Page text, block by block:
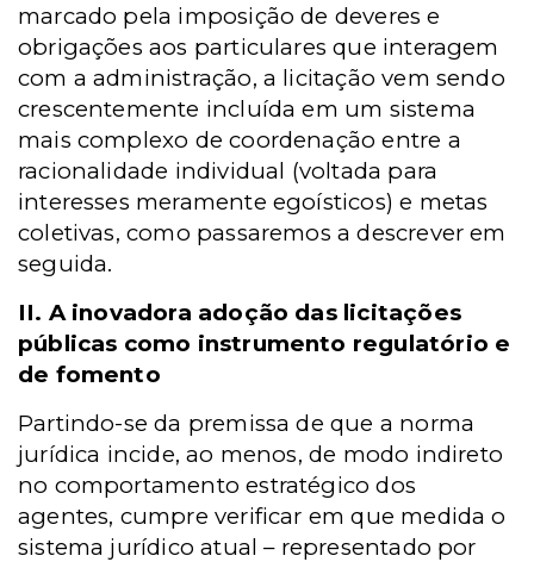
marcado pela imposição de deveres e
obrigações aos particulares que interagem
com a administração, a licitação vem sendo
crescentemente incluída em um sistema
mais complexo de coordenação entre a
racionalidade individual (voltada para
interesses meramente egoísticos) e metas
coletivas, como passaremos a descrever em
seguida.
II. A inovadora adoção das licitações
públicas como instrumento regulatório e
de fomento
Partindo-se da premissa de que a norma
jurídica incide, ao menos, de modo indireto
no comportamento estratégico dos
agentes, cumpre verificar em que medida o
sistema jurídico atual – representado por